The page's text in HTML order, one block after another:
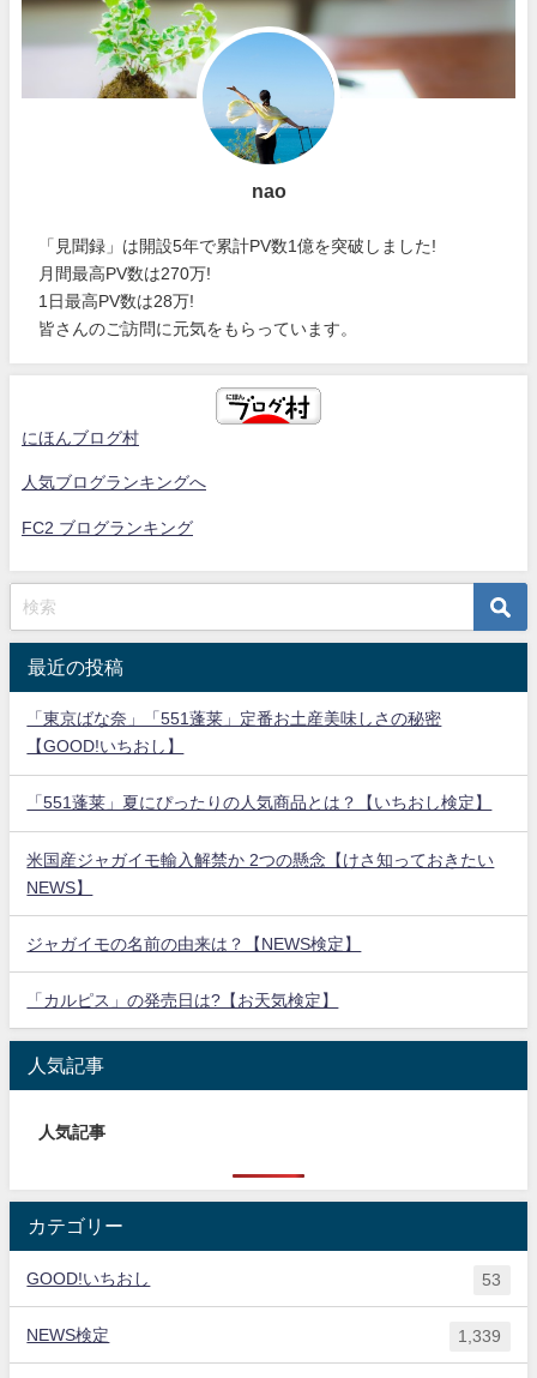
nao
「見聞録」は開設5年で累計PV数1億を突破しました!
月間最高PV数は270万!
1日最高PV数は28万!
皆さんのご訪問に元気をもらっています。
にほんブログ村
人気ブログランキングへ
FC2 ブログランキング
最近の投稿
「東京ばな奈」「551蓬莱」定番お土産美味しさの秘密
【GOOD!いちおし】
「551蓬莱」夏にぴったりの人気商品とは？【いちおし検定】
米国産ジャガイモ輸入解禁か 2つの懸念【けさ知っておきたい
NEWS】
ジャガイモの名前の由来は？【NEWS検定】
「カルピス」の発売日は?【お天気検定】
人気記事
人気記事
カテゴリー
GOOD!いちおし 53
NEWS検定 1,339